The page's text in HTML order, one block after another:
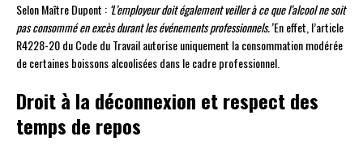
Selon Maître Dupont : ‘L’employeur doit également veiller à ce que l’alcool ne soit
pas consommé en excès durant les événements professionnels.’En effet, l’article
R4228-20 du Code du Travail autorise uniquement la consommation modérée
de certaines boissons alcoolisées dans le cadre professionnel.
Droit à la déconnexion et respect des
temps de repos